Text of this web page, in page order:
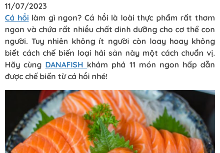
11/07/2023
Cá hồi làm gì ngon? Cá hồi là loài thực phẩm rất thơm
ngon và chứa rất nhiều chất dinh dưỡng cho cơ thể con
người. Tuy nhiên không ít người còn loay hoay không
biết cách chế biến loại hải sản này một cách chuẩn vị.
Hãy cùng DANAFISH khám phá 11 món ngon hấp dẫn
được chế biến từ cá hồi nhé!